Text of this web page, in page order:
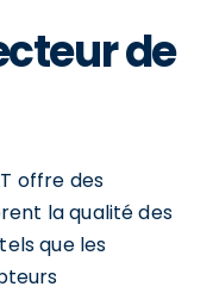
de
offre des
la qualité des
que les